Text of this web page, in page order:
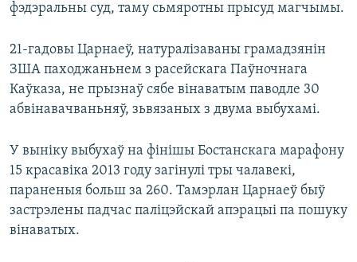
фэдэральны суд, таму сьмяротны прысуд магчымы.
21-гадовы Царнаеў, натуралізаваны грамадзянін
ЗША паходжаньнем з расейскага Паўночнага
Каўказа, не прызнаў сябе вінаватым паводле 30
абвінавачваньняў, зьвязаных з двума выбухамі.
У выніку выбухаў на фінішы Бостанскага марафону
15 красавіка 2013 году загінулі тры чалавекі,
параненыя больш за 260. Тамэрлан Царнаеў быў
застрэлены падчас паліцэйскай апэрацыі па пошуку
вінаватых.